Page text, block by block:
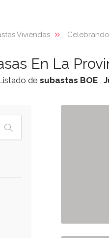
Viviendas
En La
de subastas BOE ,